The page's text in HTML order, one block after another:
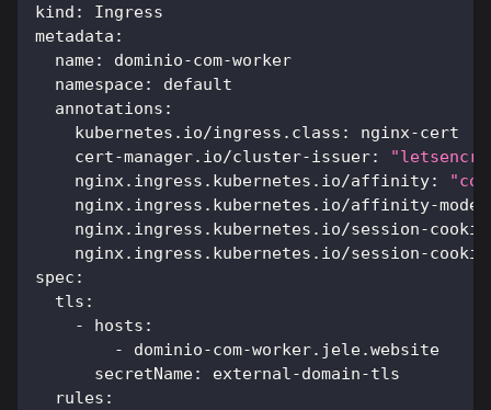
kind :
Ingress
metadata :
name: dominio-com-worker
namespace:
default
annotations :
kubernetes.io/ingress.class : nginx-cert
cert-manager.io/cluster-issuer:
nginx.ingress.kubernetes.io/affinity:
nginx.ingress.kubernetes.io/affinity-mode
nginx.ingress.kubernetes.io/session-
nginx.ingress.kubernetes.io/session-cookie-
spec :
tls :
-
hosts :
-
dominio-com-worker.jele.website
secretName: external-domain-tls
rules :